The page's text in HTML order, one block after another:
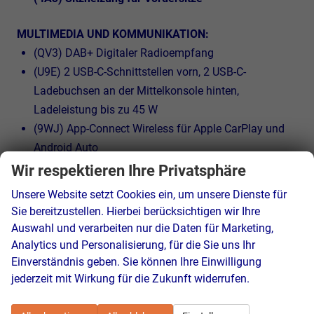
MULTIMEDIA UND KOMMUNIKATION:
(QV3) DAB+ Digitaler Radioempfang
(U9E) 2 USB-C-Schnittstellen vorn, 2 USB-C-
Ladebuchsen an der Mittelkonsole hinten,
Ladeleistung bis zu 45 W
(9WJ) App-Connect Wireless für Apple CarPlay und
Android Auto
(QH1) Sprachsteuerung
SICHERHEIT:
(4L6) Innenspiegel automatisch abblendend
(UG1) Berganfahrassistent
(LT2) Geschwindigkeitsbegrenzer mit
vorausschauender Regelung
Wir respektieren Ihre Privatsphäre
Unsere Website setzt Cookies ein, um unsere Dienste für
Sie bereitzustellen. Hierbei berücksichtigen wir Ihre
Auswahl und verarbeiten nur die Daten für Marketing,
Analytics und Personalisierung, für die Sie uns Ihr
Einverständnis geben. Sie können Ihre Einwilligung
jederzeit mit Wirkung für die Zukunft widerrufen.